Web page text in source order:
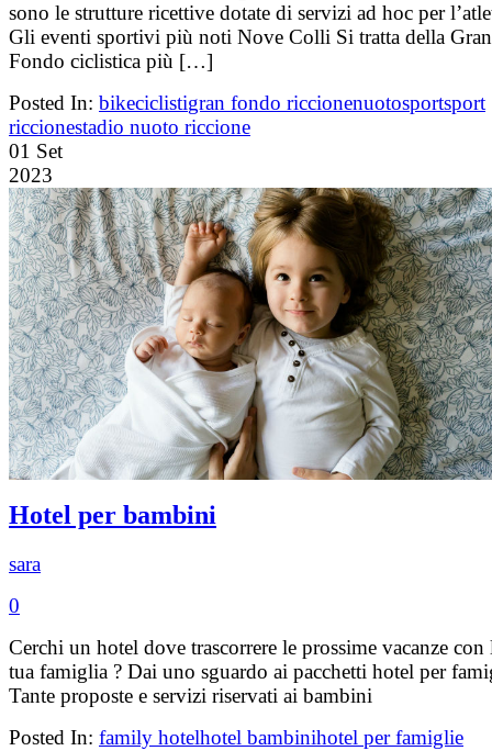
sono le strutture ricettive dotate di servizi ad hoc per
Gli eventi sportivi più noti Nove Colli Si tratta della Gran
Fondo ciclistica più […]
Posted In: bikeciclistigran fondo riccionenuotosportsport
riccionestadio nuoto riccione
01 Set
2023
Hotel per bambini
sara
0
Cerchi un hotel dove trascorrere le prossime vacanze con
tua famiglia ? Dai uno sguardo ai pacchetti hotel per
Tante proposte e servizi riservati ai bambini
Posted In: family hotelhotel bambinihotel per famiglie